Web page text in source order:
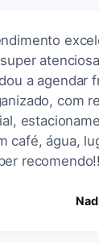
a agendar
com
café, água,